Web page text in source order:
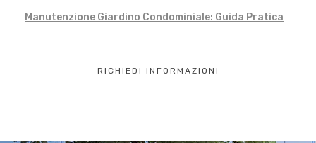
Manutenzione Giardino Condominiale: Guida Pratica
RICHIEDI INFORMAZIONI